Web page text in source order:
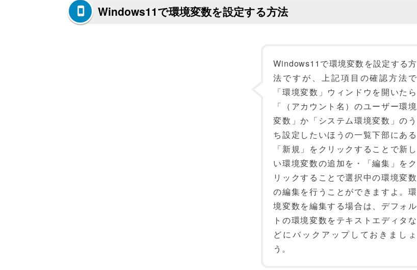
Windows11で環境変数を設定する方法
Windows11で環境変数を設定する方
法ですが、上記項目の確認方法で
「環境変数」ウィンドウを開いたら
「（アカウント名）のユーザー環境
変数」か「システム環境変数」のう
ち設定したいほうの一覧下部にある
「新規」をクリックすることで新し
い環境変数の追加を・「編集」をク
リックすることで選択中の環境変数
の編集を行うことができますよ。環
境変数を編集する場合は、デフォル
トの環境変数をテキストエディタな
どにバックアップしておきましょ
う。